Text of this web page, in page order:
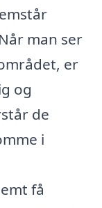
man ser
er
og
de
i
få